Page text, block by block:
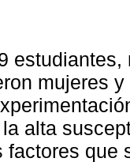
mujeres
alta
factores